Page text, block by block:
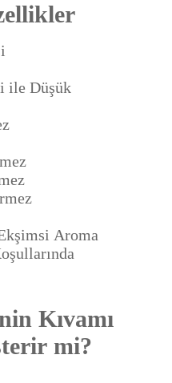
ile Düşük
Aroma
Kıvamı
mi?